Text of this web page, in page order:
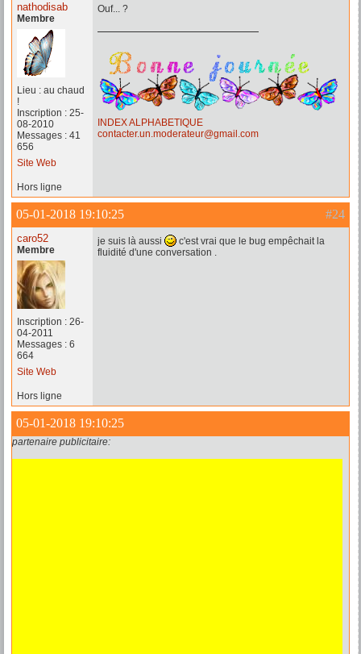
nathodisab
Membre
Lieu : au chaud
!
Inscription : 25-
08-2010
Messages : 41
656
Site Web
Ouf... ?
INDEX ALPHABETIQUE
contacter.un.moderateur@gmail.com
Hors ligne
#24
05-01-2018 19:10:25
caro52
Membre
Inscription : 26-
04-2011
Messages : 6
664
Site Web
je suis là aussi
c'est vrai que le bug empêchait la
fluidité d'une conversation .
Hors ligne
05-01-2018 19:10:25
partenaire publicitaire: